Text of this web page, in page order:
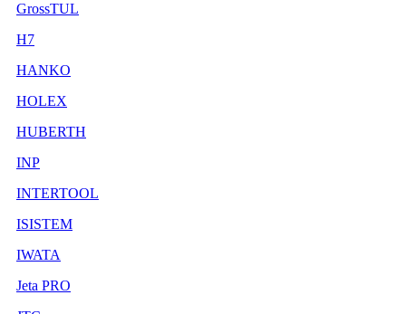
GrossTUL
H7
HANKO
HOLEX
HUBERTH
INP
INTERTOOL
ISISTEM
IWATA
Jeta PRO